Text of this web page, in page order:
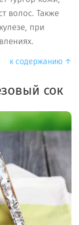
волос. Также
при
к содержанию ↑
сок